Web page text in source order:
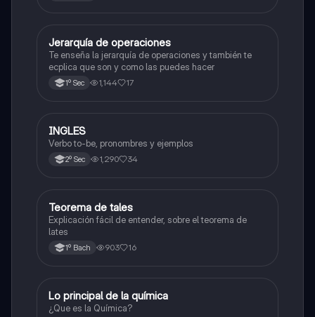
Matemáticas
Jerarquía de operaciones
Te enseña la jerarquía de operaciones y también te
ecplica que son y como las puedes hacer
1º Sec 1,144 17
Inglés
INGLES
Verbo to-be, pronombres y ejemplos
2º Sec 1,290 34
Matemáticas
Teorema de tales
Explicación fácil de entender, sobre el teorema de
lates
1º Bach 903 16
Química
Lo principal de la química
¿Que es la Química?